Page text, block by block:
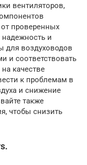
вентиляторов,
проверенных
надежность и
для воздуховодов
и соответствовать
качестве
к проблемам в
и снижение
также
чтобы снизить